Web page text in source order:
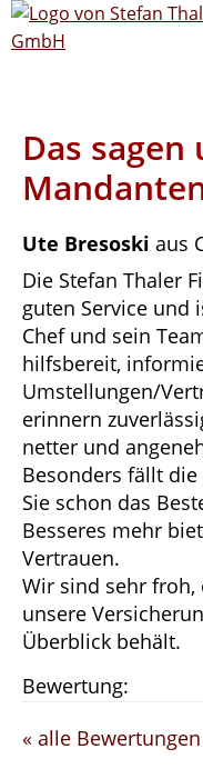
Das sagen
Ute Bresoski aus
Die Stefan Thaler
guten Service und
Chef und sein
hilfsbereit,
Umstellungen/
erinnern
netter und
Besonders fällt
Sie schon das
Besseres mehr
Vertrauen.
Wir sind sehr
unsere
Überblick behält.
Bewertung:
« alle